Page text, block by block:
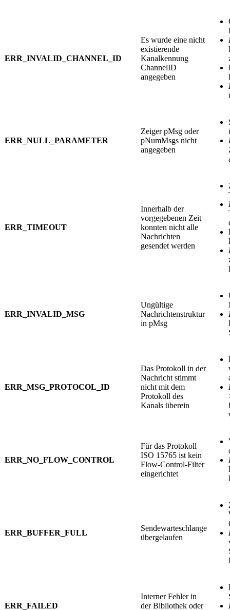
ERR_INVALID_CHANNEL_ID
Es wurde eine nicht
existierende
Kanalkennung
ChannelID
angegeben
ERR_NULL_PARAMETER
Zeiger pMsg oder
pNumMsgs nicht
angegeben
ERR_TIMEOUT
Innerhalb der
vorgegebenen Zeit
konnten nicht alle
Nachrichten
gesendet werden
ERR_INVALID_MSG
Ungültige
Nachrichtenstruktur
in pMsg
ERR_MSG_PROTOCOL_ID
Das Protokoll in der
Nachricht stimmt
nicht mit dem
Protokoll des
Kanals überein
ERR_NO_FLOW_CONTROL
Für das Protokoll
ISO 15765 ist kein
Flow-Control-Filter
eingerichtet
ERR_BUFFER_FULL
Sendewarteschlange
übergelaufen
ERR_FAILED
Interner Fehler in
der Bibliothek oder